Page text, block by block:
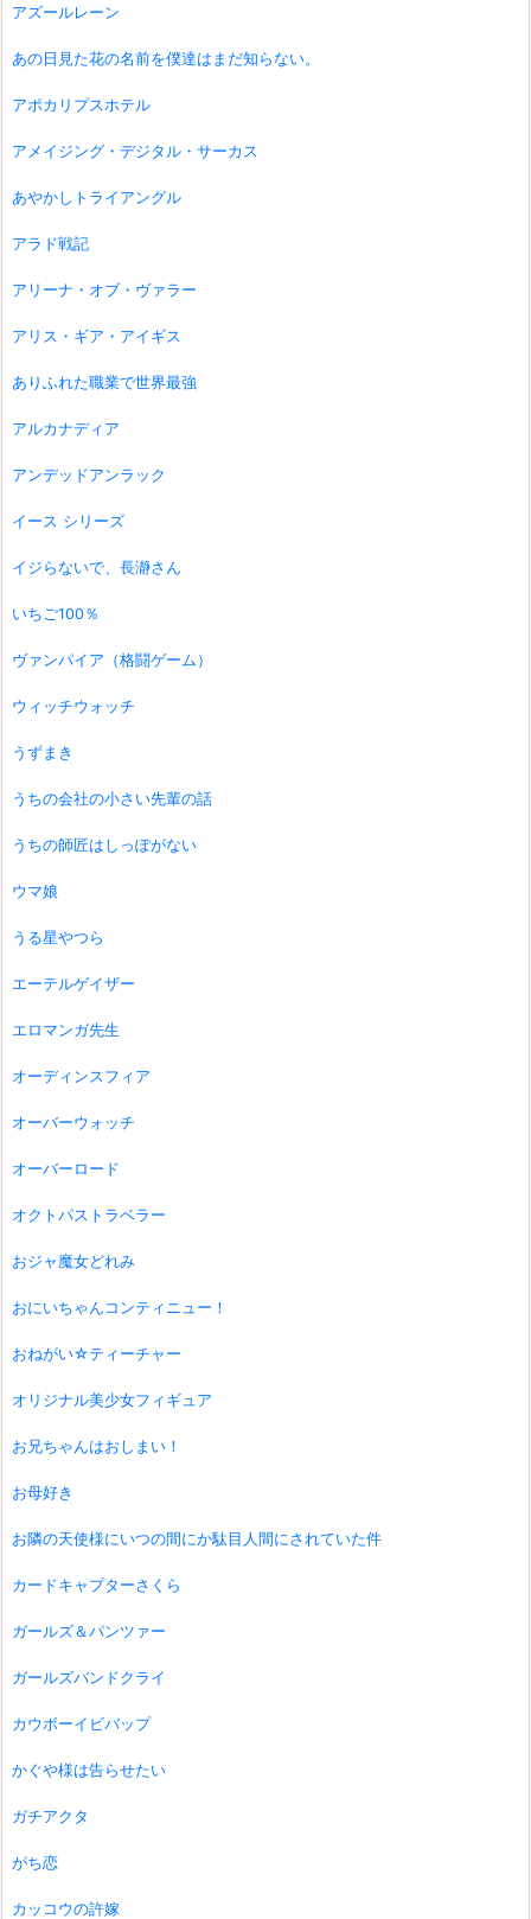
アズールレーン
あの日見た花の名前を僕達はまだ知らない。
アポカリプスホテル
アメイジング・デジタル・サーカス
あやかしトライアングル
アラド戦記
アリーナ・オブ・ヴァラー
アリス・ギア・アイギス
ありふれた職業で世界最強
アルカナディア
アンデッドアンラック
イース シリーズ
イジらないで、長瀞さん
いちご100％
ヴァンパイア（格闘ゲーム）
ウィッチウォッチ
うずまき
うちの会社の小さい先輩の話
うちの師匠はしっぽがない
ウマ娘
うる星やつら
エーテルゲイザー
エロマンガ先生
オーディンスフィア
オーバーウォッチ
オーバーロード
オクトパストラベラー
おジャ魔女どれみ
おにいちゃんコンティニュー！
おねがい☆ティーチャー
オリジナル美少女フィギュア
お兄ちゃんはおしまい！
お母好き
お隣の天使様にいつの間にか駄目人間にされていた件
カードキャプターさくら
ガールズ＆パンツァー
ガールズバンドクライ
カウボーイビバップ
かぐや様は告らせたい
ガチアクタ
がち恋
カッコウの許嫁